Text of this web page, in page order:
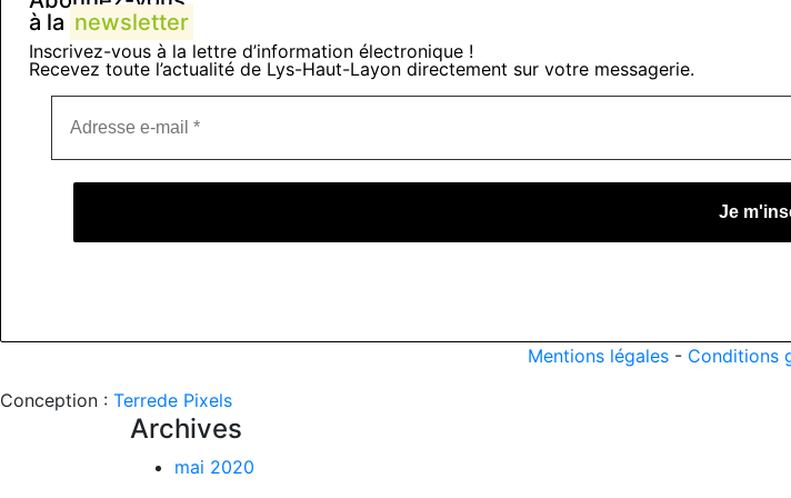
à la newsletter
Inscrivez-vous à la lettre d’information électronique !
Recevez toute l’actualité de Lys-Haut-Layon directement sur votre messagerie.
Mentions légales - Conditions
Conception : Terrede Pixels
Archives
mai 2020